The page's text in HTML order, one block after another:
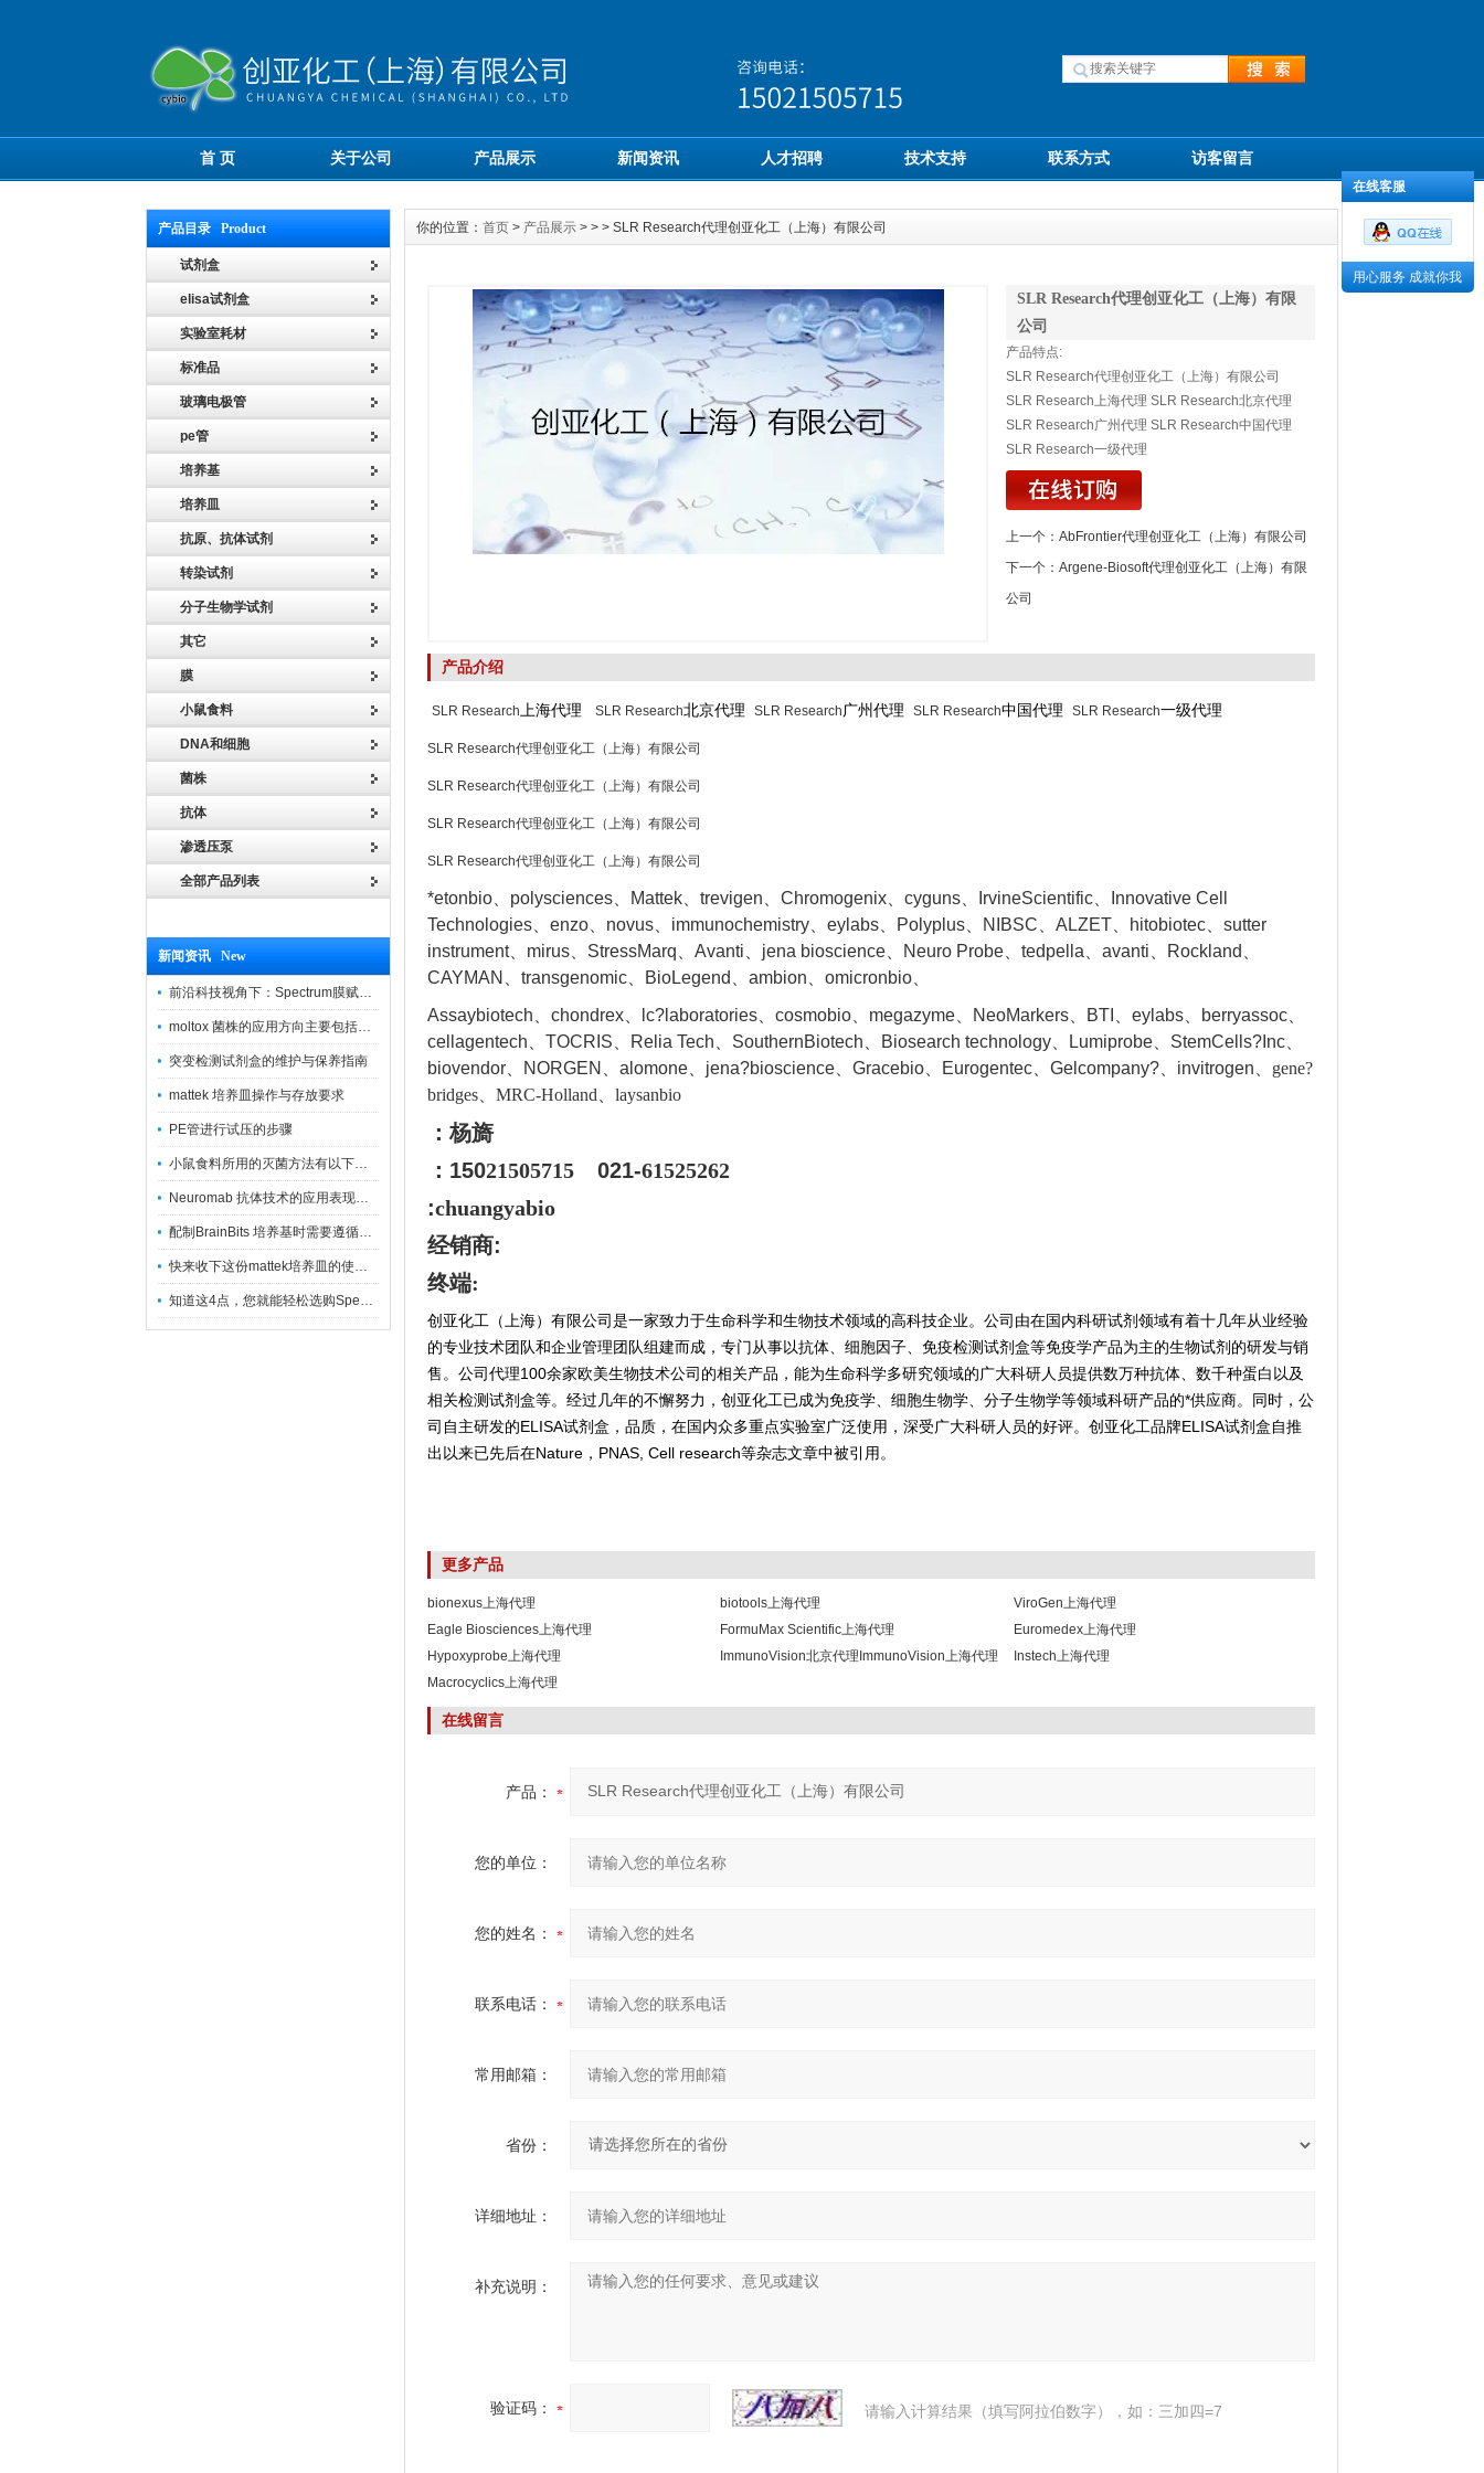
首 页 关于公司 产品展示 新闻资讯 人才招聘 技术支持 联系方式 访客留言
产品目录 Product
试剂盒
elisa试剂盒
实验室耗材
标准品
玻璃电极管
pe管
培养基
培养皿
抗原、抗体试剂
转染试剂
分子生物学试剂
其它
膜
小鼠食料
DNA和细胞
菌株
抗体
渗透压泵
全部产品列表
新闻资讯 New
前沿科技视角下：Spectrum膜赋能精密制造
moltox 菌株的应用方向主要包括以下几个方面
突变检测试剂盒的维护与保养指南
mattek 培养皿操作与存放要求
PE管进行试压的步骤
小鼠食料所用的灭菌方法有以下三种
Neuromab 抗体技术的应用表现在这几方面
配制BrainBits 培养基时需要遵循的原则
快来收下这份mattek培养皿的使用指南
知道这4点，您就能轻松选购Spectrum 膜
你的位置： 首页 > 产品展示 > > > SLR Research代理创亚化工（上海）有限公司
SLR Research代理创亚化工（上海）有限
公司
产品特点:
SLR Research代理创亚化工（上海）有限公司
SLR Research上海代理 SLR Research北京代理
SLR Research广州代理 SLR Research中国代理
SLR Research一级代理
上一个： AbFrontier代理创亚化工（上海）有限公司
下一个： Argene-Biosoft代理创亚化工（上海）有限
公司
产品介绍
SLR Research上海代理 SLR Research北京代理 SLR Research广州代理 SLR Research中国代理 SLR Research一级代理
SLR Research代理创亚化工（上海）有限公司
SLR Research代理创亚化工（上海）有限公司
SLR Research代理创亚化工（上海）有限公司
SLR Research代理创亚化工（上海）有限公司
*etonbio、polysciences、Mattek、trevigen、Chromogenix、cyguns、IrvineScientific、Innovative Cell
Technologies、enzo、novus、immunochemistry、eylabs、Polyplus、NIBSC、ALZET、hitobiotec、sutter
instrument、mirus、StressMarq、Avanti、jena bioscience、Neuro Probe、tedpella、avanti、Rockland、
CAYMAN、transgenomic、BioLegend、ambion、omicronbio、
Assaybiotech、chondrex、lc?laboratories、cosmobio、megazyme、NeoMarkers、BTI、eylabs、berryassoc、
cellagentech、TOCRIS、Relia Tech、SouthernBiotech、Biosearch technology、Lumiprobe、StemCells?Inc、
biovendor、NORGEN、a lomone、jena?bioscience、Gracebio、Eurogentec、Gelcompany?、invitrogen、 gene?
bridges、MRC-Holland、laysanbio
：杨旖
：15021505715 021-61525262
:chuangyabio
经销商:
终端:
创亚化工（上海）有限公司是一家致力于生命科学和生物技术领域的高科技企业。公司由在国内科研试剂领域有着十几年从业经验
的专业技术团队和企业管理团队组建而成，专门从事以抗体、细胞因子、免疫检测试剂盒等免疫学产品为主的生物试剂的研发与销
售。公司代理100余家欧美生物技术公司的相关产品，能为生命科学多研究领域的广大科研人员提供数万种抗体、数千种蛋白以及
相关检测试剂盒等。经过几年的不懈努力，创亚化工已成为免疫学、细胞生物学、分子生物学等领域科研产品的*供应商。同时，公
司自主研发的ELISA试剂盒，品质，在国内众多重点实验室广泛使用，深受广大科研人员的好评。创亚化工品牌ELISA试剂盒自推
出以来已先后在Nature，PNAS, Cell research等杂志文章中被引用。
更多产品
bionexus上海代理 biotools上海代理
ViroGen上海代理
Eagle Biosciences上海代理
FormuMax Scientific上海代理
Euromedex上海代理
Hypoxyprobe上海代理
ImmunoVision北京代理ImmunoVision上海代理
Instech上海代理
Macrocyclics上海代理
在线留言
产品：
您的单位：
您的姓名：
联系电话：
常用邮箱：
省份：
详细地址：
补充说明：
验证码： 请输入计算结果（填写阿拉伯数字），如：三加四=7
在线客服
用心服务 成就你我